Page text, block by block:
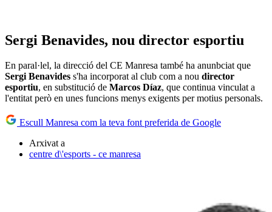
Sergi Benavides, nou director esportiu
En paral·lel, la direcció del CE Manresa també ha anunbciat que
Sergi Benavides s'ha incorporat al club com a nou director
esportiu, en substitució de Marcos Díaz, que continua vinculat a
l'entitat però en unes funcions menys exigents per motius personals.
Escull Manresa com la teva font preferida de Google
Arxivat a
centre d\'esports - ce manresa